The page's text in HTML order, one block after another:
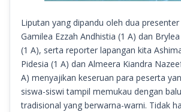
Liputan yang dipandu oleh dua
Gamilea Ezzah Andhistia (1 A) dan
(1 A), serta reporter lapangan kita
Pidesia (1 A) dan Almeera Kiandra
A) menyajikan keseruan para peserta
siswa-siswi tampil memukau dengan
tradisional yang berwarna-warni. Tidak